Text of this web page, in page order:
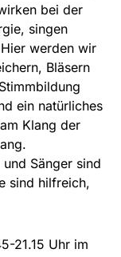
bei der
singen
werden wir
Bläsern
ein natürliches
Klang der
Sänger sind
sind hilfreich,
21.15 Uhr im